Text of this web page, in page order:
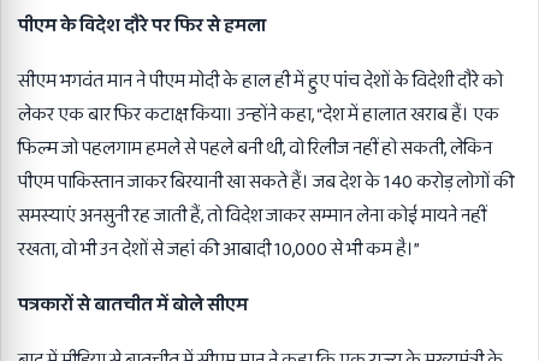
पीएम के विदेश दौरे पर फिर से हमला
सीएम भगवंत मान ने पीएम मोदी के हाल ही में हुए पांच देशों के विदेशी दौरे को
लेकर एक बार फिर कटाक्ष किया। उन्होंने कहा, “देश में हालात खराब हैं। एक
फिल्म जो पहलगाम हमले से पहले बनी थी, वो रिलीज नहीं हो सकती, लेकिन
पीएम पाकिस्तान जाकर बिरयानी खा सकते हैं। जब देश के 140 करोड़ लोगों की
समस्याएं अनसुनी रह जाती हैं, तो विदेश जाकर सम्मान लेना कोई मायने नहीं
रखता, वो भी उन देशों से जहां की आबादी 10,000 से भी कम है।”
पत्रकारों से बातचीत में बोले सीएम